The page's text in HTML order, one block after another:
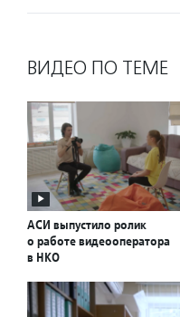
ВИДЕО ПО ТЕМЕ
АСИ выпустило ролик
о работе видеооператора
в НКО